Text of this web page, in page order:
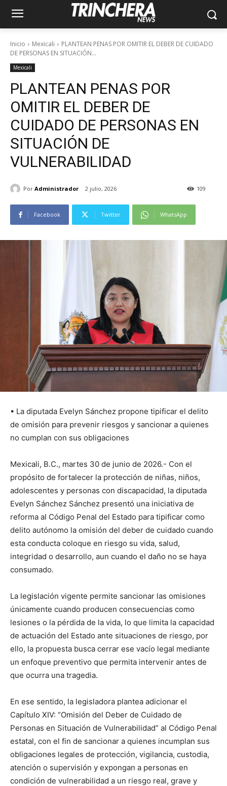
Inicio Mexicali
PLANTEAN PENAS POR OMITIR EL DEBER DE CUIDADO
DE PERSONAS EN SITUACIÓN...
Mexicali
PLANTEAN PENAS POR
OMITIR EL DEBER DE
CUIDADO DE PERSONAS EN
SITUACIÓN DE
VULNERABILIDAD
Por Administrador 2 julio, 2026 109
Facebook Twitter WhatsApp
• La diputada Evelyn Sánchez propone tipificar el delito
de omisión para prevenir riesgos y sancionar a quienes
no cumplan con sus obligaciones
Mexicali, B.C., martes 30 de junio de 2026.- Con el
propósito de fortalecer la protección de niñas, niños,
adolescentes y personas con discapacidad, la diputada
Evelyn Sánchez Sánchez presentó una iniciativa de
reforma al Código Penal del Estado para tipificar como
delito autónomo la omisión del deber de cuidado cuando
esta conducta coloque en riesgo su vida, salud,
integridad o desarrollo, aun cuando el daño no se haya
consumado.
La legislación vigente permite sancionar las omisiones
únicamente cuando producen consecuencias como
lesiones o la pérdida de la vida, lo que limita la capacidad
de actuación del Estado ante situaciones de riesgo, por
ello, la propuesta busca cerrar ese vacío legal mediante
un enfoque preventivo que permita intervenir antes de
que ocurra una tragedia.
En ese sentido, la legisladora plantea adicionar el
Capítulo XIV: “Omisión del Deber de Cuidado de
Personas en Situación de Vulnerabilidad” al Código Penal
estatal, con el fin de sancionar a quienes incumplan sus
obligaciones legales de protección, vigilancia, custodia,
atención o supervisión y expongan a personas en
condición de vulnerabilidad a un riesgo real, grave y